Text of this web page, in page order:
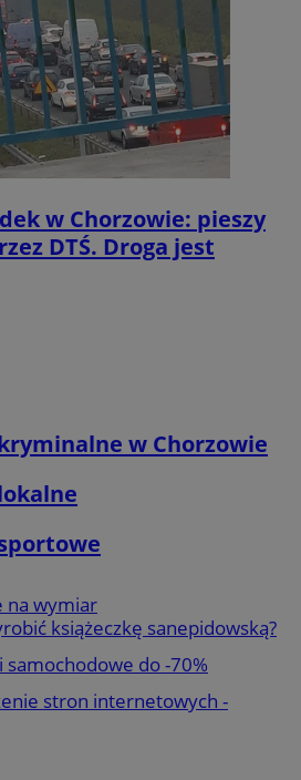
w Chorzowie: pieszy
DTŚ. Droga jest
w Chorzowie
na wymiar
książeczkę sanepidowską?
samochodowe do -70%
stron internetowych -